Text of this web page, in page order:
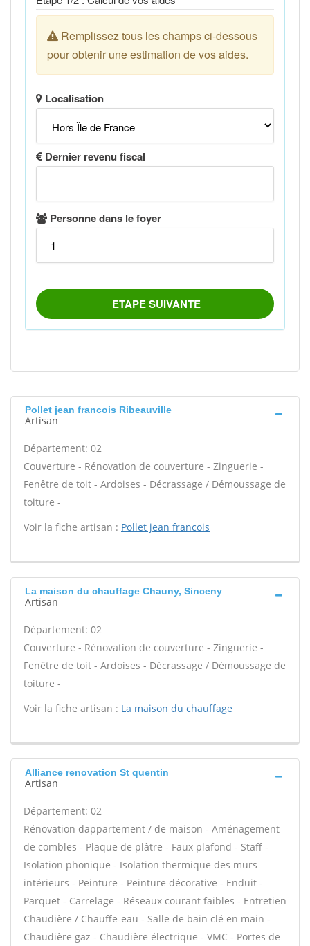
Pollet jean francois Ribeauville
Artisan
Département: 02
Couverture - Rénovation de couverture - Zinguerie -
Fenêtre de toit - Ardoises - Décrassage / Démoussage de
toiture -
Voir la fiche artisan : Pollet jean francois
La maison du chauffage Chauny, Sinceny
Artisan
Département: 02
Couverture - Rénovation de couverture - Zinguerie -
Fenêtre de toit - Ardoises - Décrassage / Démoussage de
toiture -
Voir la fiche artisan : La maison du chauffage
Alliance renovation St quentin
Artisan
Département: 02
Rénovation dappartement / de maison - Aménagement
de combles - Plaque de plâtre - Faux plafond - Staff -
Isolation phonique - Isolation thermique des murs
intérieurs - Peinture - Peinture décorative - Enduit -
Parquet - Carrelage - Réseaux courant faibles - Entretien
Chaudière / Chauffe-eau - Salle de bain clé en main -
Chaudière gaz - Chaudière électrique - VMC - Portes de